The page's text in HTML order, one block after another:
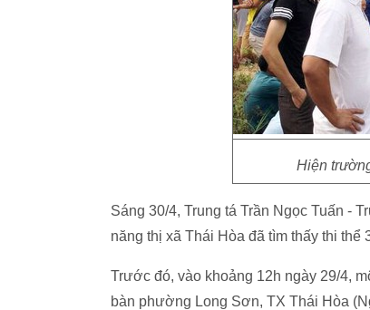
Hiện
Sáng 30/4, Trung tá Trần Ngọc Tuấn -
năng thị xã Thái Hòa đã tìm thấy thi
Trước đó, vào khoảng 12h ngày 29/4,
bàn phường Long Sơn, TX Thái Hòa